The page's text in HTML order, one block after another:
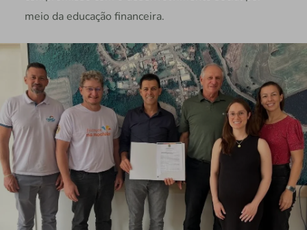
meio da educação financeira.